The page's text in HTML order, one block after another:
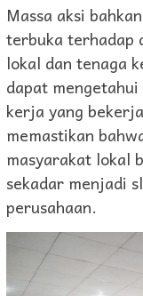
Massa aksi
terbuka terhadap
lokal dan tenaga
dapat
kerja yang
memastikan
masyarakat lokal
sekadar menjadi
perusahaan.